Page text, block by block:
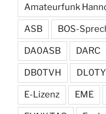
Amateurfunk
ASB BOS-
DA0ASB DARC
DB0TVH DL0TY
E-Lizenz EME